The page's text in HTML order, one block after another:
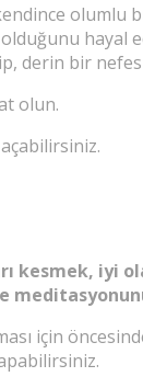
hayal
derin bir nefes
olun.
kesmek, iyi
için